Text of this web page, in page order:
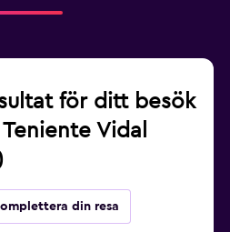
för ditt besök
Vidal
din resa